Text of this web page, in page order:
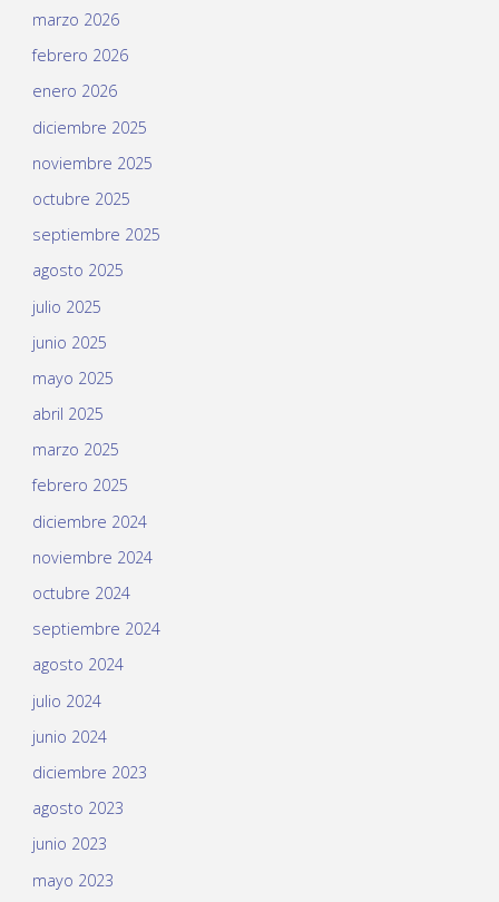
marzo 2026
febrero 2026
enero 2026
diciembre 2025
noviembre 2025
octubre 2025
septiembre 2025
agosto 2025
julio 2025
junio 2025
mayo 2025
abril 2025
marzo 2025
febrero 2025
diciembre 2024
noviembre 2024
octubre 2024
septiembre 2024
agosto 2024
julio 2024
junio 2024
diciembre 2023
agosto 2023
junio 2023
mayo 2023